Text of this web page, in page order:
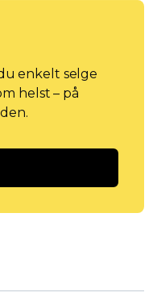
enkelt selge
helst – på